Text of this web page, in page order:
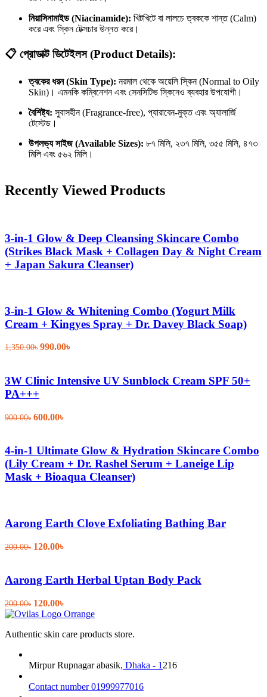
নিয়াসিনামাইড (Niacinamide): খিটখিটে বা লালচে ত্বককে শান্ত (Calm)
করে এবং স্কিন টেক্সচার উন্নত করে।
📋 প্রোডাক্ট ডিটেইলস (Product Details):
ত্বকের ধরন (Skin Type): নরমাল থেকে অয়েলি স্কিন (Normal to Oily
Skin)। এমনকি কম্বিনেশন এবং সেনসিটিভ স্কিনেও ব্যবহার উপযোগী।
বৈশিষ্ট্য: সুবাসহীন (Fragrance-free), প্যারাবেন-মুক্ত এবং অ্যালার্জি
টেস্টেড।
উপলভ্য সাইজ (Available Sizes): ৮৭ মিলি, ২৩৭ মিলি, ৩৫৫ মিলি, ৪৭৩
মিলি এবং ৫৬২ মিলি।
Recently Viewed Products
3-in-1 Glow & Deep Cleansing Skincare Combo
(Strikes Black Mask + Collagen Day & Night Cream
+ Japan Sakura Cleanser)
3-in-1 Glow & Whitening Combo (Yogurt Milk
Cream + Kingyes Spray + Dr. Davey Black Soap)
1,350.00৳ Original
1,350.00৳.
990.00৳Current
990.00৳.
3W Clinic Intensive UV Sunblock Cream SPF 50+
PA+++
900.00৳ Original
900.00৳.
600.00৳Current
600.00৳.
4-in-1 Ultimate Glow & Hydration Skincare Combo
(Lily Cream + Dr. Rashel Serum + Laneige Lip
Mask + Bioaqua Cleanser)
Aarong Earth Clove Exfoliating Bathing Bar
200.00৳ Original
200.00৳.
120.00৳Current
120.00৳.
Aarong Earth Herbal Uptan Body Pack
200.00৳ Original
price
200.00৳.
120.00৳Current
price
120.00৳.
Authentic skin care products store.
Mirpur Rupnagar abasik, Dhaka - 1 216
Contact number 01999977016